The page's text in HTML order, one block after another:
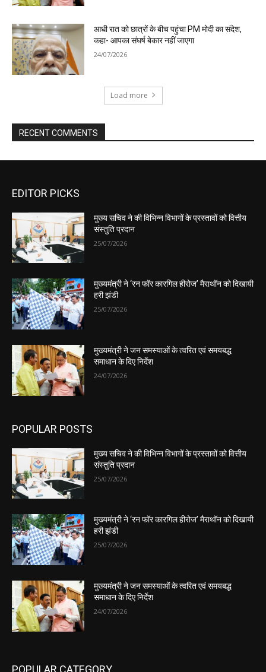
EDITOR PICKS
मुख्य सचिव ने की विभिन्न विभागों के प्रस्तावों को वित्तीय
संस्तुति प्रदान
25/07/2026
मुख्यमंत्री ने ‘रन फॉर कारगिल हीरोज’ मैराथॉन को दिखायी
हरी झंडी
25/07/2026
मुख्यमंत्री ने जन समस्याओं के त्वरित एवं समयबद्ध
समाधान के दिए निर्देश
24/07/2026
POPULAR POSTS
मुख्य सचिव ने की विभिन्न विभागों के प्रस्तावों को वित्तीय
संस्तुति प्रदान
25/07/2026
मुख्यमंत्री ने ‘रन फॉर कारगिल हीरोज’ मैराथॉन को दिखायी
हरी झंडी
25/07/2026
मुख्यमंत्री ने जन समस्याओं के त्वरित एवं समयबद्ध
समाधान के दिए निर्देश
24/07/2026
POPULAR CATEGORY